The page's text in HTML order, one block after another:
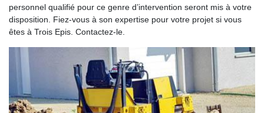
personnel qualifié pour ce genre d’intervention seront mis à votre
disposition. Fiez-vous à son expertise pour votre projet si vous
êtes à Trois Epis. Contactez-le.